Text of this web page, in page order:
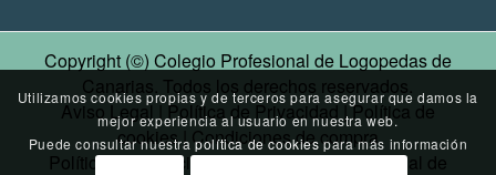
Copyright (©) Colegio Profesional de Logopedas de
Canarias. Todos los derechos reservados.
Aviso Legal|Política de Privacidad|Política de
cookies|Condiciones de compra
Política de Privacidad Canal Denuncias|Canal de
Utilizamos cookies propias y de terceros para asegurar que damos la
mejor experiencia al usuario en nuestra web.
Puede consultar nuestrapolítica de cookiespara más información